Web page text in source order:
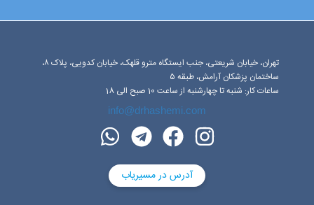
تهران، خیابان شریعتی، جنب ایستگاه مترو قلهک، خیابان کدویی، پلاک ۸،
ساختمان پزشکان آرامش، طبقه ۵
ساعات کار: شنبه تا چهارشنبه از ساعت 10 صبح الی 18
info@drhashemi.com
آدرس در مسیریاب